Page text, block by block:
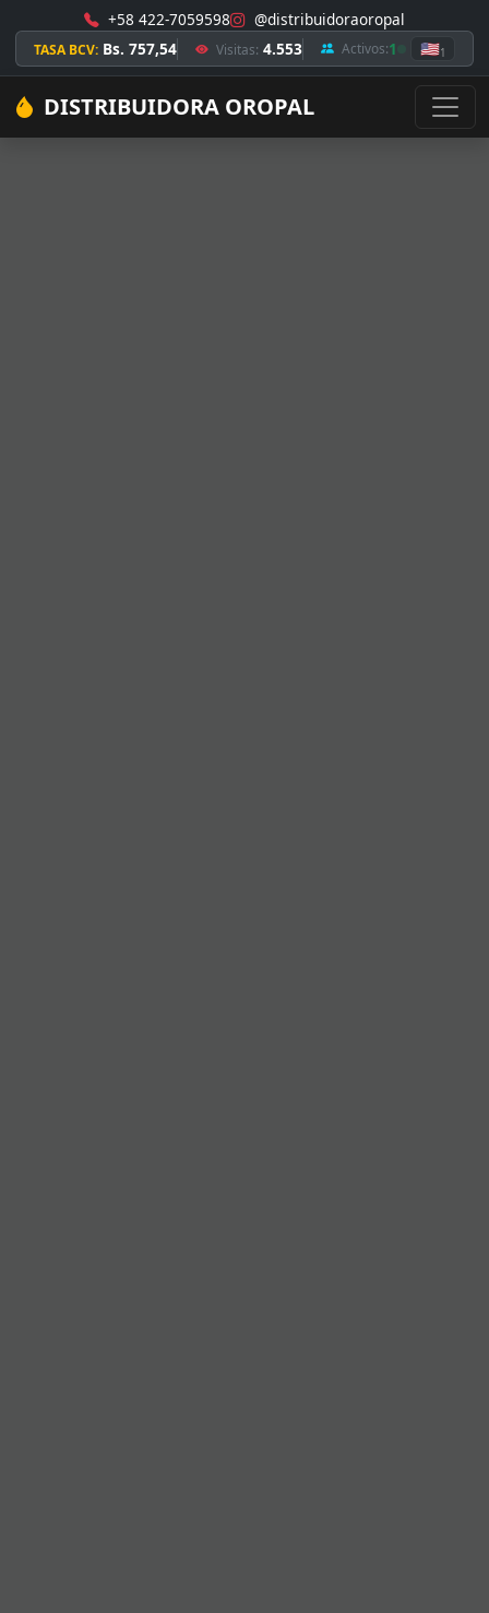
+58 422-7059598 @distribuidoraoropal
TASA BCV: Bs. 757,54 Visitas: 4.553 Activos:1 🇺🇸1
DISTRIBUIDORA OROPAL